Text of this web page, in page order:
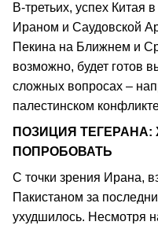
В-третьих, успех Китая
Ираном и Саудовской
Пекина на Ближнем и
возможно, будет готов
сложных вопросах –
палестинском
ПОЗИЦИЯ ТЕГЕРАНА:
ПОПРОБОВАТЬ
С точки зрения Ирана,
Пакистаном за
ухудшилось. Несмотря